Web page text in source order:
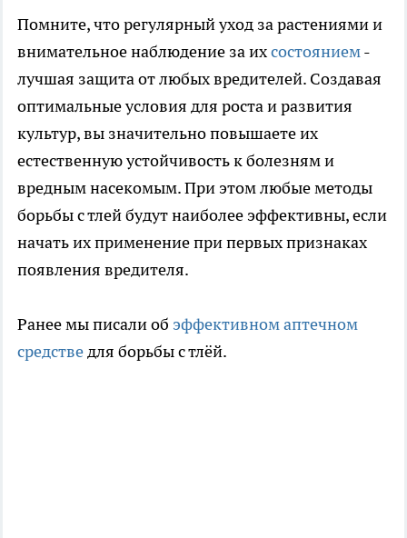
Помните, что регулярный уход за растениями и
внимательное наблюдение за ихсостоянием-
лучшая защита от любых вредителей. Создавая
оптимальные условия для роста и развития
культур, вы значительно повышаете их
естественную устойчивость к болезням и
вредным насекомым. При этом любые методы
борьбы с тлей будут наиболее эффективны, если
начать их применение при первых признаках
появления вредителя.
Ранее мы писали об эффективном аптечном
средстведля борьбы с тлёй.